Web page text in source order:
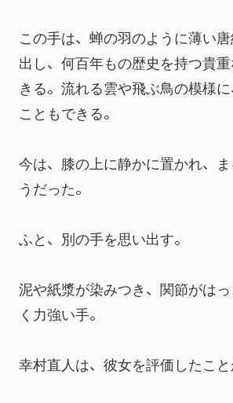
この手は、蝉の羽のように薄い
出し、何百年もの歴史を持つ貴
きる。流れる雲や飛ぶ鳥の模様
こともできる。
今は、膝の上に静かに置かれ、
うだった。
ふと、別の手を思い出す。
泥や紙漿が染みつき、関節がは
く力強い手。
幸村直人は、彼女を評価したこと